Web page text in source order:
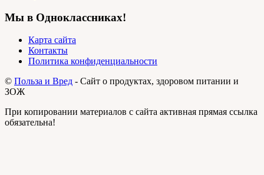
Мы в Одноклассниках!
Карта сайта
Контакты
Политика конфиденциальности
© Польза и Вред - Сайт о продуктах, здоровом питании и
ЗОЖ
При копировании материалов с сайта активная прямая ссылка
обязательна!